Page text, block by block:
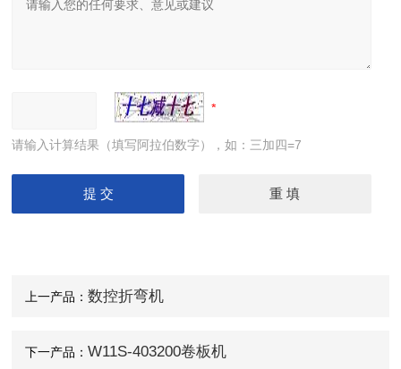
大型卷板机厂家供应 四辊液压卷板设备
U形弯弧机 椭圆形弯滚机 弹簧型滚圆机
请输入计算结果（填写阿拉伯数字），如：三加四=7
上一产品： 数控折弯机
下一产品： W11S-403200卷板机